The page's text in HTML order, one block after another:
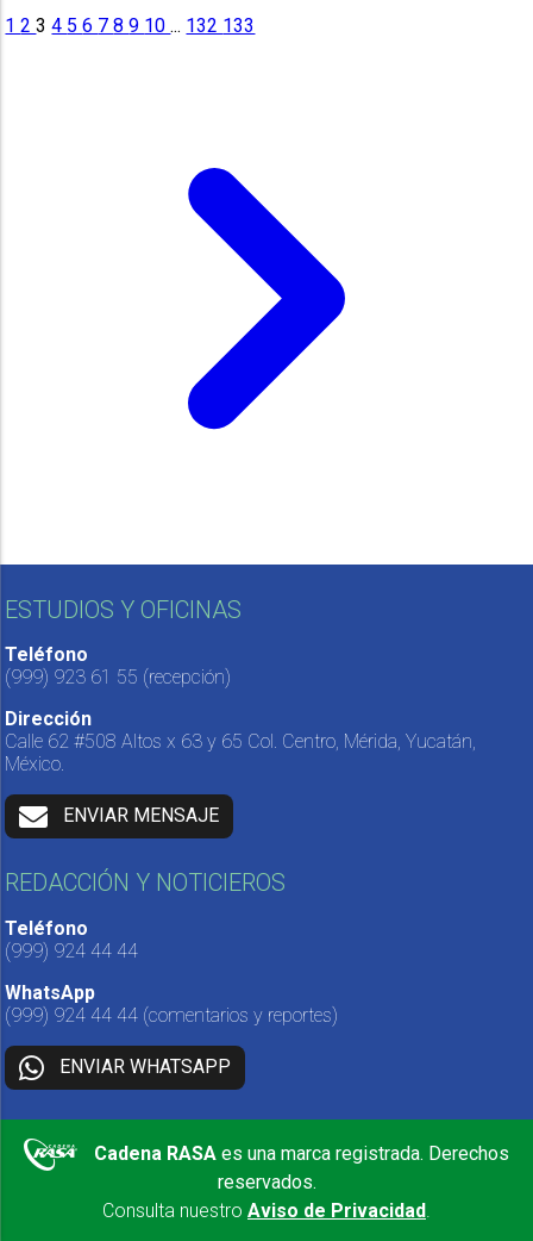
123 4 56 789 10... 132 133
ESTUDIOS Y OFICINAS
Teléfono
(999) 923 61 55 (recepción)
Dirección
Calle 62 #508 Altos x 63 y 65 Col. Centro, Mérida, Yucatán,
México.
ENVIAR MENSAJE
REDACCIÓN Y NOTICIEROS
Teléfono
(999) 924 44 44
WhatsApp
(999) 924 44 44 (comentarios y reportes)
ENVIAR WHATSAPP
Cadena RASA es una marca registrada. Derechos
reservados.
Consulta nuestro Aviso de Privacidad.